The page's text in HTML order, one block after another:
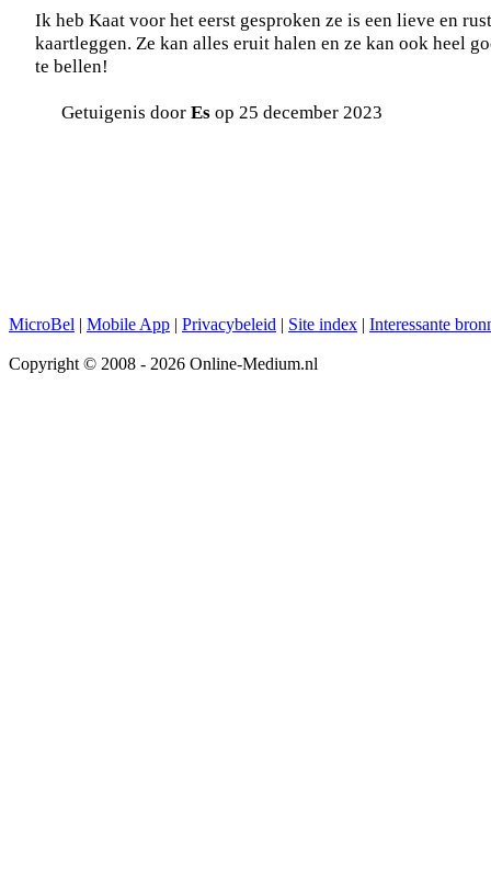
Ik heb Kaat voor het eerst gesproken ze is een lieve en
kaartleggen. Ze kan alles eruit halen en ze kan ook heel
te bellen!
Getuigenis door Es op 25 december 2023
MicroBel | Mobile App | Privacybeleid | Site index | Interessante
Copyright © 2008 - 2026 Online-Medium.nl